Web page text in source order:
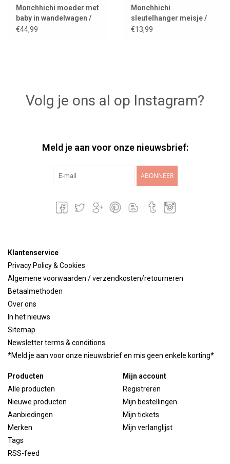
Monchhichi moeder met
baby in wandelwagen /
mothercare
€44,99
Monchhichi
sleutelhanger meisje /
roze
€13,99
Volg je ons al op Instagram?
Meld je aan voor onze nieuwsbrief:
ABONNEER
Klantenservice
Privacy Policy & Cookies
Algemene voorwaarden / verzendkosten/retourneren
Betaalmethoden
Over ons
In het nieuws
Sitemap
Newsletter terms & conditions
*Meld je aan voor onze nieuwsbrief en mis geen enkele korting*
Producten
Alle producten
Nieuwe producten
Aanbiedingen
Merken
Tags
RSS-feed
Mijn account
Registreren
Mijn bestellingen
Mijn tickets
Mijn verlanglijst